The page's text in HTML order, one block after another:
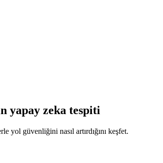
yapay zeka tespiti
güvenliğini nasıl artırdığını keşfet.